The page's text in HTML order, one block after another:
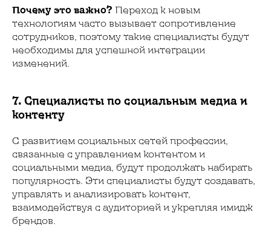
Почему это важно? Переход к новым
технологиям часто вызывает сопротивление
сотрудников, поэтому такие специалисты будут
необходимы для успешной интеграции
изменений.
7. Специалисты по социальным медиа и
контенту
С развитием социальных сетей профессии,
связанные с управлением контентом и
социальными медиа, будут продолжать набирать
популярность. Эти специалисты будут создавать,
управлять и анализировать контент,
взаимодействуя с аудиторией и укрепляя имидж
брендов.